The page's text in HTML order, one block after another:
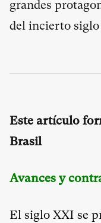
grandes
del incierto
Este artículo
Brasil
Avances y
El siglo XXI se